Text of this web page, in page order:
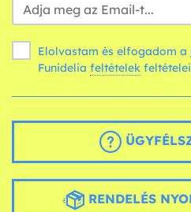
Elolvastam és elfogadom
Funidelia feltételek
RENDELÉS